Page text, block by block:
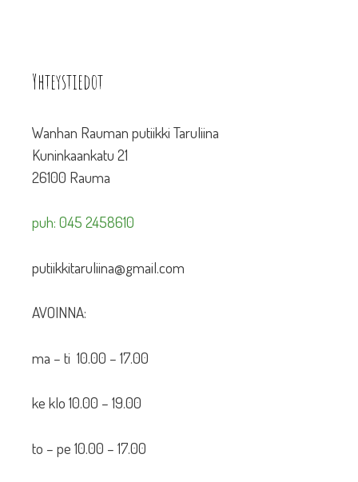
Yhteystiedot
Wanhan Rauman putiikki Taruliina
Kuninkaankatu 21
26100 Rauma
puh: 045 2458610
putiikkitaruliina@gmail.com
AVOINNA:
ma – ti 10.00 – 17.00
ke klo 10.00 – 19.00
to – pe 10.00 – 17.00